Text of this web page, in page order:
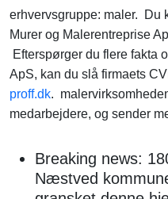
erhvervsgruppe: maler. Du
Murer og Malerentreprise
Efterspørger du flere fakta
ApS, kan du slå firmaets
proff.dk.
medarbejdere, og sender
Breaking news:
Næstved